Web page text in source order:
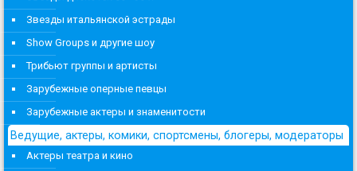
Звезды итальянской эстрады
Show Groups и другие шоу
Трибьют группы и артисты
Зарубежные оперные певцы
Зарубежные актеры и знаменитости
Ведущие, актеры, комики, спортсмены, блогеры, модераторы
Актеры театра и кино